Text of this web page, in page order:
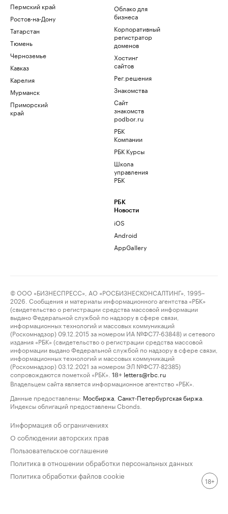
Пермский край
Ростов-на-Дону
Татарстан
Тюмень
Черноземье
Кавказ
Карелия
Мурманск
Приморский
край
Облако для
бизнеса
Корпоративный
регистратор
доменов
Хостинг
сайтов
Рег.решения
Знакомства
Сайт
знакомств
podbor.ru
РБК
Компании
РБК Курсы
Школа
управления
РБК
РБК
Новости
iOS
Android
AppGallery
© ООО «БИЗНЕСПРЕСС», АО «РОСБИЗНЕСКОНСАЛТИНГ», 1995–
2026. Сообщения и материалы информационного агентства «РБК»
(свидетельство о регистрации средства массовой информации
выдано Федеральной службой по надзору в сфере связи,
информационных технологий и массовых коммуникаций
(Роскомнадзор) 09.12.2015 за номером ИА №ФС77-63848) и сетевого
издания «РБК» (свидетельство о регистрации средства массовой
информации выдано Федеральной службой по надзору в сфере связи,
информационных технологий и массовых коммуникаций
(Роскомнадзор) 03.12.2021 за номером ЭЛ №ФС77-82385)
сопровождаются пометкой «РБК».
18+ letters@rbc.ru
Владельцем сайта является информационное агентство «РБК».
Данные предоставлены: Мосбиржа Санкт-Петербургская биржа
Индексы облигаций предоставлены Cbonds.
Информация об ограничениях
О соблюдении авторских прав
Пользовательское соглашение
Политика в отношении обработки персональных данных
Политика обработки файлов cookie
18+